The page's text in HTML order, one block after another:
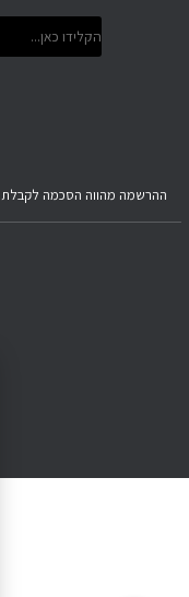
ההרשמה מהווה הסכמה לקבלת
reserved.